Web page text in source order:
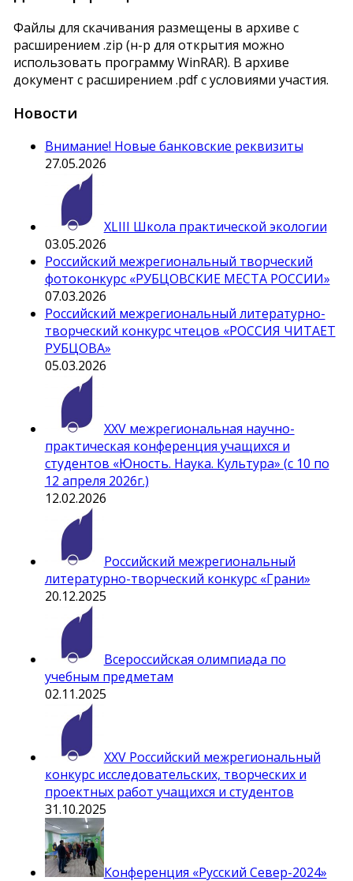
Файлы для скачивания размещены в архиве с
расширением .zip (н-р для открытия можно
использовать программу WinRAR). В архиве
документ c расширением .pdf с условиями участия.
Новости
Внимание! Новые банковские реквизиты
27.05.2026
XLIII Школа практической экологии
03.05.2026
Российский межрегиональный творческий
фотоконкурс «РУБЦОВСКИЕ МЕСТА РОССИИ»
07.03.2026
Российский межрегиональный литературно-
творческий конкурс чтецов «РОССИЯ ЧИТАЕТ
РУБЦОВА»
05.03.2026
ХXV межрегиональная научно-
практическая конференция учащихся и
студентов «Юность. Наука. Культура» (c 10 по
12 апреля 2026г.)
12.02.2026
Российский межрегиональный
литературно-творческий конкурс «Грани»
20.12.2025
Всероссийская олимпиада по
учебным предметам
02.11.2025
XXV Российский межрегиональный
конкурс исследовательских, творческих и
проектных работ учащихся и студентов
31.10.2025
Конференция «Русский Север-2024»